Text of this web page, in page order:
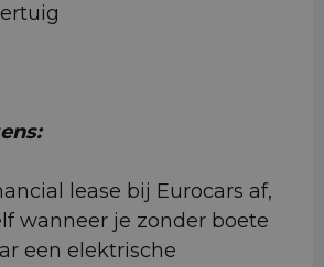
lease bij Eurocars af,
wanneer je zonder boete
een elektrische